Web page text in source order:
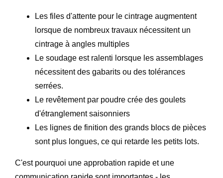
Les files d'attente pour le cintrage augmentent
lorsque de nombreux travaux nécessitent un
cintrage à angles multiples
Le soudage est ralenti lorsque les assemblages
nécessitent des gabarits ou des tolérances
serrées.
Le revêtement par poudre crée des goulets
d'étranglement saisonniers
Les lignes de finition des grands blocs de pièces
sont plus longues, ce qui retarde les petits lots.
C'est pourquoi une approbation rapide et une